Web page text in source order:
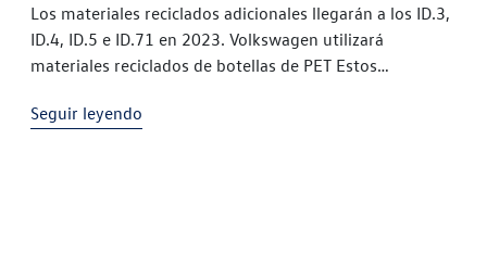
Los materiales reciclados adicionales llegarán a los ID.3,
ID.4, ID.5 e ID.71 en 2023. Volkswagen utilizará
materiales reciclados de botellas de PET Estos
uso que un material
Seguir leyendo